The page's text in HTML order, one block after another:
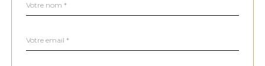
par
*
*